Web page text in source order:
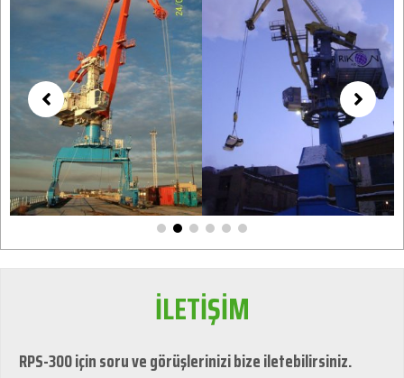
İLETİŞİM
RPS-300 için soru ve görüşlerinizi bize iletebilirsiniz.